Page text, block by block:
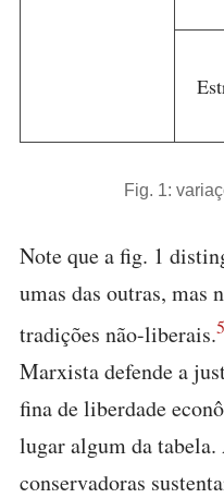
Fig. 1:
Note que a fig. 1
umas das outras, mas
tradições não-liberais.5
Marxista defende a
fina de liberdade
lugar algum da
conservadoras